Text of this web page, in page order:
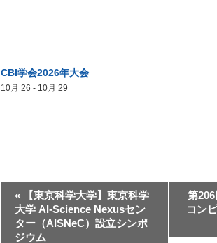
CBI学会2026年大会
10月 26 - 10月 29
«【東京科学大学】東京科学
大学 AI-Science Nexusセン
ター（AISNeC）設立シンポ
ジウム
第
コン